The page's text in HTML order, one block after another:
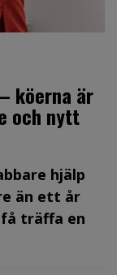
köerna är
och nytt
hjälp
än ett år
träffa en